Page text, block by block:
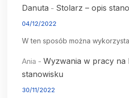
Danuta - Stolarz – opis
04/12/2022
W ten sposób można
Ania - Wyzwania w pracy na
stanowisku
30/11/2022